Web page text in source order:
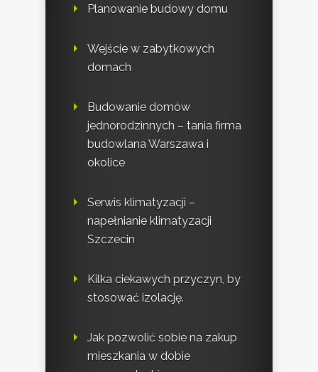
Planowanie budowy domu
Wejście w zabytkowych
domach
Budowanie domów
jednorodzinnych – tania firma
budowlana Warszawa i
okolice
Serwis klimatyzacji –
napełnianie klimatyzacji
Szczecin
Kilka ciekawych przyczyn, by
stosować izolację.
Jak pozwolić sobie na zakup
mieszkania w dobie